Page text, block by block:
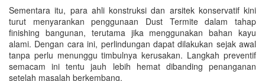
Sementara itu, para ahli konstruksi dan arsitek konservatif kini
turut menyarankan penggunaan Dust Termite dalam tahap
finishing bangunan, terutama jika menggunakan bahan kayu
alami. Dengan cara ini, perlindungan dapat dilakukan sejak awal
tanpa perlu menunggu timbulnya kerusakan. Langkah preventif
semacam ini tentu jauh lebih hemat dibanding penanganan
setelah masalah berkembang.